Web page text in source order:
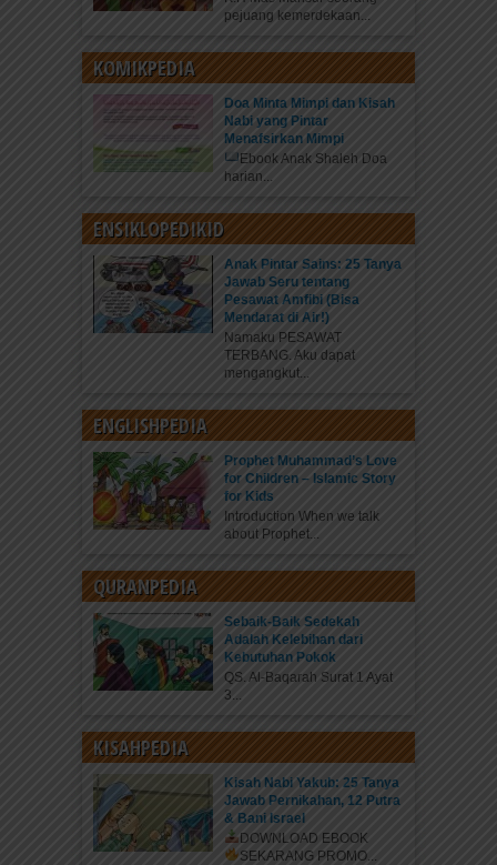
pejuang kemerdekaan...
KOMIKPEDIA
Doa Minta Mimpi dan Kisah
Nabi yang Pintar
Menafsirkan Mimpi
Ebook Anak Shaleh Doa
harian...
ENSIKLOPEDIKID
Anak Pintar Sains: 25 Tanya
Jawab Seru tentang
Pesawat Amfibi (Bisa
Mendarat di Air!)
Namaku PESAWAT
TERBANG. Aku dapat
mengangkut...
ENGLISHPEDIA
Prophet Muhammad’s Love
for Children – Islamic Story
for Kids
Introduction When we talk
about Prophet...
QURANPEDIA
Sebaik-Baik Sedekah
Adalah Kelebihan dari
Kebutuhan Pokok
QS. Al-Baqarah Surat 1 Ayat
3...
KISAHPEDIA
Kisah Nabi Yakub: 25 Tanya
Jawab Pernikahan, 12 Putra
& Bani Israel
DOWNLOAD EBOOK
SEKARANG PROMO...